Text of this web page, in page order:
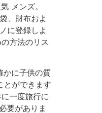
メンズ。
、財布およ
に登録しよ
方法のリス
かに子供の質
とができます
一度旅行に
要がありま